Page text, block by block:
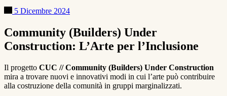
5 Dicembre 2024
Community (Builders) Under
Construction: L’Arte per l’Inclusione
Il progetto CUC // Community (Builders) Under Construction
mira a trovare nuovi e innovativi modi in cui l’arte può contribuire
alla costruzione della comunità in gruppi marginalizzati.